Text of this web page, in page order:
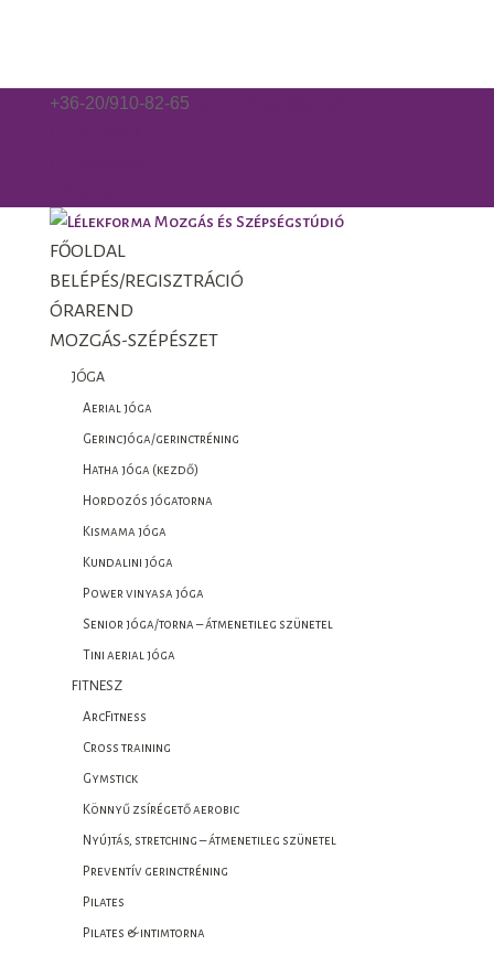
+36-20/910-82-65
FŐOLDAL
BELÉPÉS/REGISZTRÁCIÓ
ÓRAREND
MOZGÁS-SZÉPÉSZET
JÓGA
Aerial jóga
Gerincjóga/gerinctréning
Hatha jóga (kezdő)
Hordozós jógatorna
Kismama jóga
Kundalini jóga
Power vinyasa jóga
Senior jóga/torna – átmenetileg szünetel
Tini aerial jóga
FITNESZ
ArcFitness
Cross training
Gymstick
Könnyű zsírégető aerobic
Nyújtás, stretching – átmenetileg szünetel
Preventív gerinctréning
Pilates
Pilates & intimtorna